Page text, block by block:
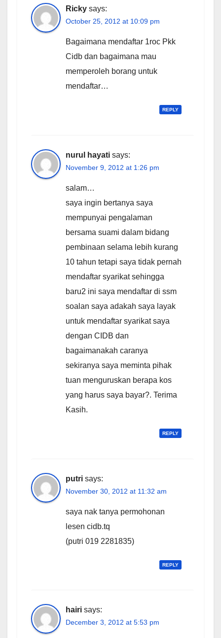
Ricky says:
October 25, 2012 at 10:09 pm
Bagaimana mendaftar 1roc Pkk
Cidb dan bagaimana mau
memperoleh borang untuk
mendaftar…
REPLY
nurul hayati says:
November 9, 2012 at 1:26 pm
salam…
saya ingin bertanya saya
mempunyai pengalaman
bersama suami dalam bidang
pembinaan selama lebih kurang
10 tahun tetapi saya tidak pernah
mendaftar syarikat sehingga
baru2 ini saya mendaftar di ssm
soalan saya adakah saya layak
untuk mendaftar syarikat saya
dengan CIDB dan
bagaimanakah caranya
sekiranya saya meminta pihak
tuan menguruskan berapa kos
yang harus saya bayar?. Terima
Kasih.
REPLY
putri says:
November 30, 2012 at 11:32 am
saya nak tanya permohonan
lesen cidb.tq
(putri 019 2281835)
REPLY
hairi says:
December 3, 2012 at 5:53 pm